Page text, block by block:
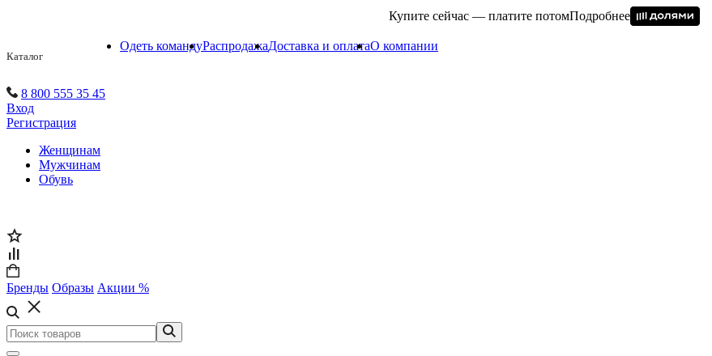
Купите сейчас — платите потомПодробнее
Каталог
Одеть командуРаспродажаДоставка и оплатаО компании
8 800 555 35 45
Вход
Регистрация
Женщинам
Мужчинам
Обувь
Бренды Образы Акции %